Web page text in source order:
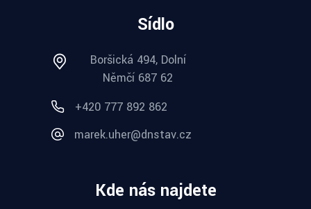
Sídlo
Boršická 494, Dolní
Němčí 687 62
+420 777 892 862
marek.uher@dnstav.cz
Kde nás najdete